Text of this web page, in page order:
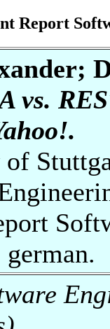
Report
vs.
german.